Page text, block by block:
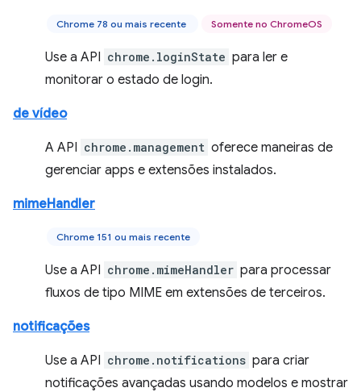
Chrome 78 ou mais recente Somente no ChromeOS
Use a API chrome.loginState para ler e
monitorar o estado de login.
de vídeo
A API chrome.management oferece maneiras de
gerenciar apps e extensões instalados.
mimeHandler
Chrome 151 ou mais recente
Use a API chrome.mimeHandler para processar
fluxos de tipo MIME em extensões de terceiros.
notificações
Use a API chrome.notifications para criar
notificações avançadas usando modelos e mostrar